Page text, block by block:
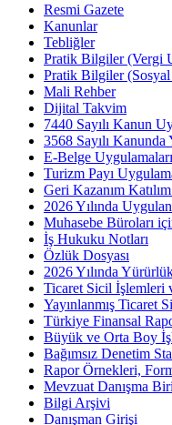
Resmi Gazete
Kanunlar
Tebliğler
Pratik Bilgiler (Vergi
Pratik Bilgiler
Mali Rehber
Dijital Takvim
7440 Sayılı Kanun
3568 Sayılı
E-Belge
Turizm Payı
Geri Kazanım
2026 Yılında
Muhasebe Büroları
İş Hukuku Notları
Özlük Dosyası
2026 Yılında
Ticaret Sicil İşlemleri
Yayınlanmış Ticaret
Türkiye Finansal
Büyük ve Orta Boy
Bağımsız Denetim
Rapor Örnekleri,
Mevzuat Danışma
Bilgi Arşivi
Danışman Girişi